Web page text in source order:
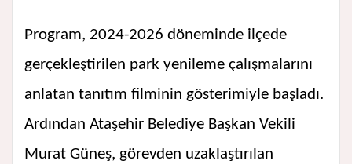
Program, 2024-2026 döneminde ilçede
gerçekleştirilen park yenileme çalışmalarını
anlatan tanıtım filminin gösterimiyle başladı.
Ardından Ataşehir Belediye Başkan Vekili
Murat Güneş, görevden uzaklaştırılan